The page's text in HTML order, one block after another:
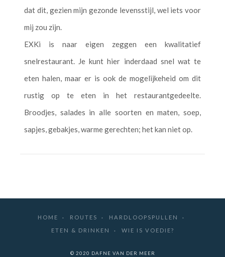
dat dit, gezien mijn gezonde levensstijl, wel iets voor
mij zou zijn.
EXKi is naar eigen zeggen een kwalitatief
snelrestaurant. Je kunt hier inderdaad snel wat te
eten halen, maar er is ook de mogelijkeheid om dit
rustig op te eten in het restaurantgedeelte.
Broodjes, salades in alle soorten en maten, soep,
sapjes, gebakjes, warme gerechten; het kan niet op.
HOME ROUTES
HARDLOOPSPULLEN
ETEN & DRINKEN
WIE IS VOEDIE?
© 2020 DAFNE VAN DER MEER